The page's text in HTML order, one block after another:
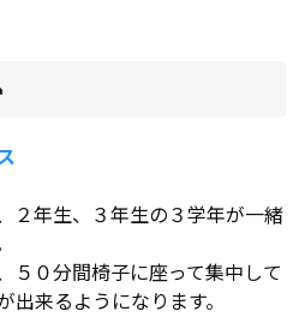
２年生、３年生の３学年が一緒
５０分間椅子に座って集中して
出来るようになります。